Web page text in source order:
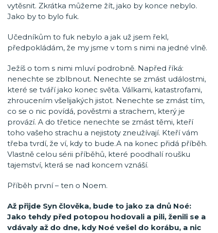
vytěsnit. Zkrátka můžeme žít, jako by konce nebylo.
Jako by to bylo fuk.
Učedníkům to fuk nebylo a jak už jsem řekl,
předpokládám, že my jsme v tom s nimi na jedné vlně.
Ježíš o tom s nimi mluví podrobně. Napřed říká:
nenechte se zblbnout. Nenechte se zmást událostmi,
které se tváří jako konec světa. Válkami, katastrofami,
zhroucením všelijakých jistot. Nenechte se zmást tím,
co se o nic povídá, pověstmi a strachem, který je
provází. A do třetice nenechte se zmást těmi, kteří
toho vašeho strachu a nejistoty zneužívají. Kteří vám
třeba tvrdí, že ví, kdy to bude.A na konec přidá příběh.
Vlastně celou sérii příběhů, které poodhalí roušku
tajemství, která se nad koncem vznáší.
Příběh první – ten o Noem.
Až přijde Syn člověka, bude to jako za dnů Noé:
Jako tehdy před potopou hodovali a pili, ženili se a
vdávaly až do dne, kdy Noé vešel do korábu, a nic